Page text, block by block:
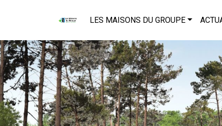
LES MAISONS DU GROUPE